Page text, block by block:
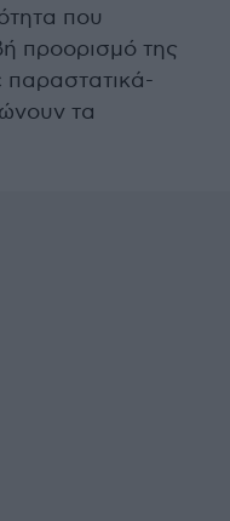
που
προορισμό της
τα